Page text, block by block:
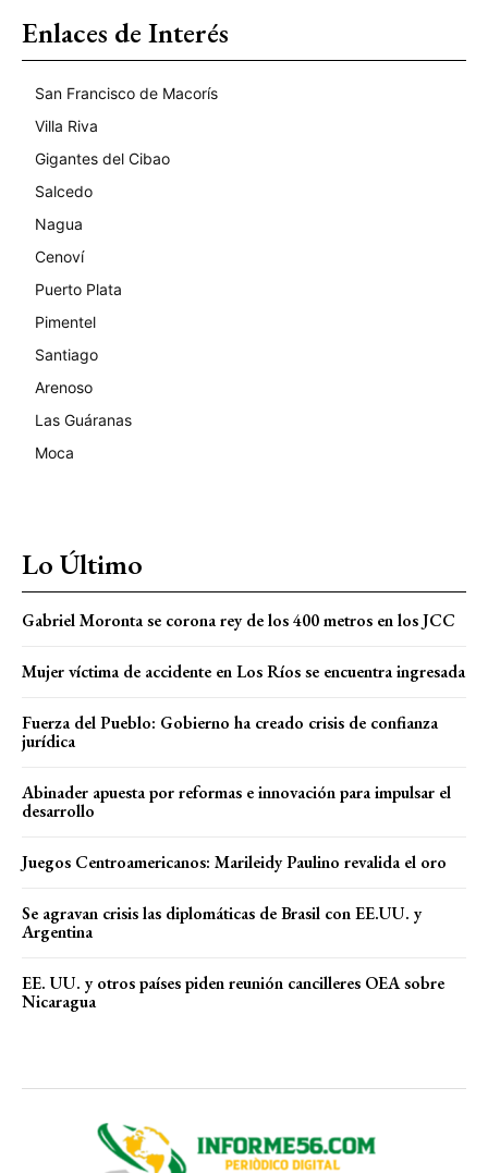
Enlaces de Interés
San Francisco de Macorís
Villa Riva
Gigantes del Cibao
Salcedo
Nagua
Cenoví
Puerto Plata
Pimentel
Santiago
Arenoso
Las Guáranas
Moca
Lo Último
Gabriel Moronta se corona rey de los 400 metros en los JCC
Mujer víctima de accidente en Los Ríos se encuentra ingresada
Fuerza del Pueblo: Gobierno ha creado crisis de confianza
jurídica
Abinader apuesta por reformas e innovación para impulsar el
desarrollo
Juegos Centroamericanos: Marileidy Paulino revalida el oro
Se agravan crisis las diplomáticas de Brasil con EE.UU. y
Argentina
EE. UU. y otros países piden reunión cancilleres OEA sobre
Nicaragua